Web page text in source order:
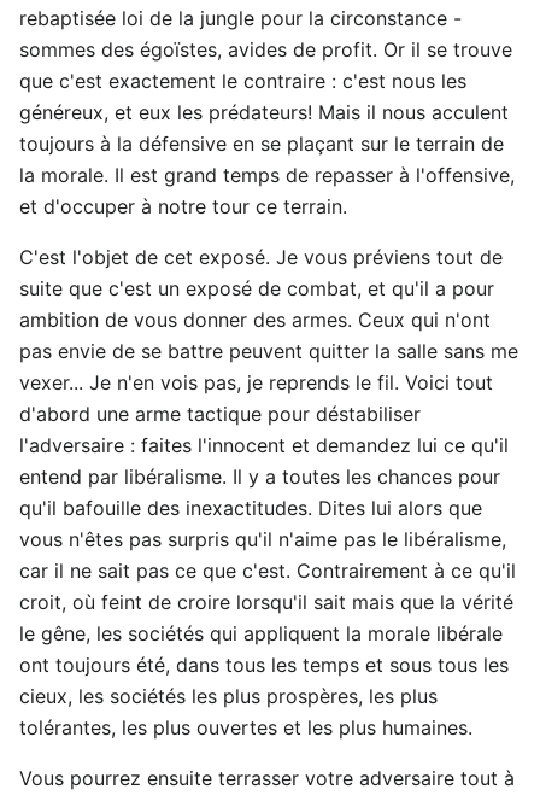
rebaptisée loi de la jungle pour la circonstance -
sommes des égoïstes, avides de profit. Or il se trouve
que c'est exactement le contraire : c'est nous les
généreux, et eux les prédateurs! Mais il nous acculent
toujours à la défensive en se plaçant sur le terrain de
la morale. Il est grand temps de repasser à l'offensive,
et d'occuper à notre tour ce terrain.
C'est l'objet de cet exposé. Je vous préviens tout de
suite que c'est un exposé de combat, et qu'il a pour
ambition de vous donner des armes. Ceux qui n'ont
pas envie de se battre peuvent quitter la salle sans me
vexer... Je n'en vois pas, je reprends le fil. Voici tout
d'abord une arme tactique pour déstabiliser
l'adversaire : faites l'innocent et demandez lui ce qu'il
entend par libéralisme. Il y a toutes les chances pour
qu'il bafouille des inexactitudes. Dites lui alors que
vous n'êtes pas surpris qu'il n'aime pas le libéralisme,
car il ne sait pas ce que c'est. Contrairement à ce qu'il
croit, où feint de croire lorsqu'il sait mais que la vérité
le gêne, les sociétés qui appliquent la morale libérale
ont toujours été, dans tous les temps et sous tous les
cieux, les sociétés les plus prospères, les plus
tolérantes, les plus ouvertes et les plus humaines.
Vous pourrez ensuite terrasser votre adversaire tout à